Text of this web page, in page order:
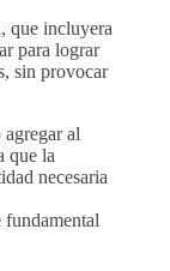
que incluyera
para lograr
sin provocar
agregar al
que la
necesaria
fundamental